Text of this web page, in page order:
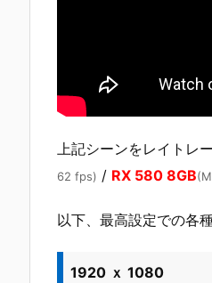
上記シーンをレイトレ
62 fps) / RX 580 8GB
以下、最高設定での各
1920 ｘ 1080